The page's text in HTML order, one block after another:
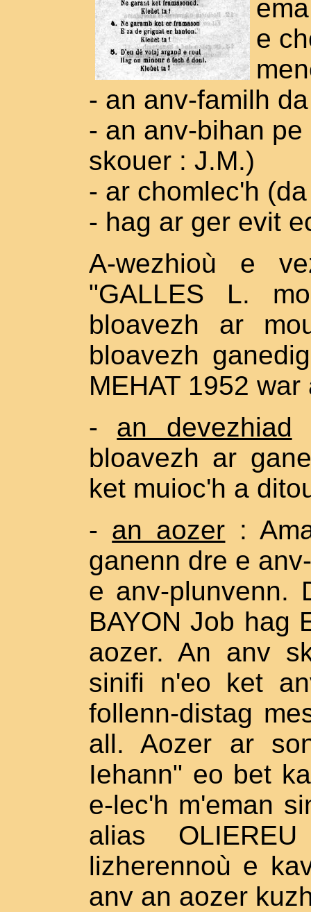
e
- an anv-familh
- an anv-bihan
skouer : J.M.)
- ar chomlec'h
- hag ar ger evit
A-wezhioù e
"GALLES L.
bloavezh ar
bloavezh
MEHAT 1952
- an devezhiad
bloavezh ar
ket muioc'h a
- an aozer :
ganenn dre e
e anv-plunvenn.
BAYON Job hag
aozer. An anv
sinifi n'eo ket
follenn-distag
all. Aozer ar
Iehann" eo bet
e-lec'h m'eman
alias
lizherennoù e
anv an aozer